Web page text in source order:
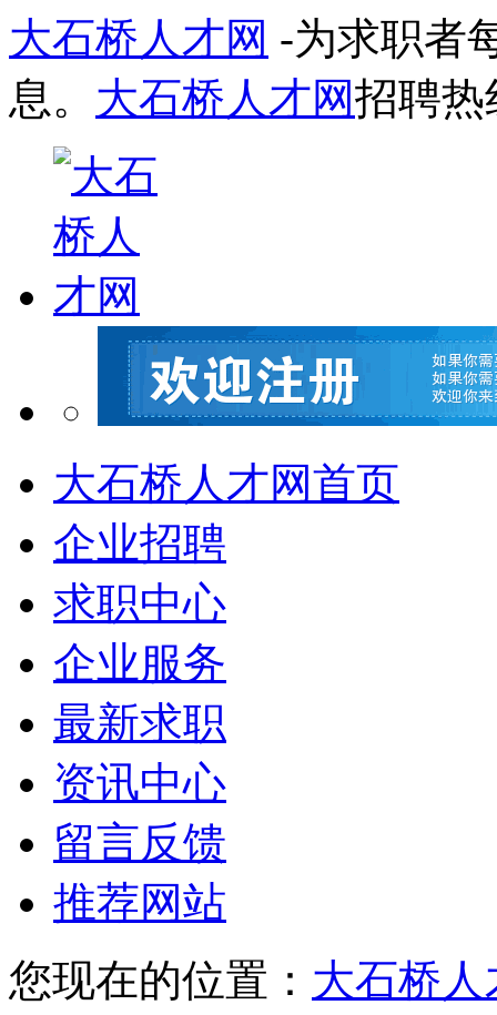
大石桥人才网 -为求职者
息。 大石桥人才网招聘热
大石桥人才网首页
企业招聘
求职中心
企业服务
最新求职
资讯中心
留言反馈
推荐网站
您现在的位置： 大石桥人